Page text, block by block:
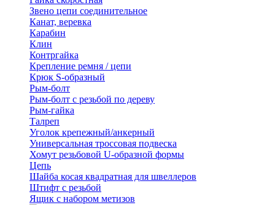
Звено цепи соединительное
Канат, веревка
Карабин
Клин
Контргайка
Крепление ремня / цепи
Крюк S-образный
Рым-болт
Рым-болт с резьбой по дереву
Рым-гайка
Талреп
Уголок крепежный/анкерный
Универсальная троссовая подвеска
Хомут резьбовой U-образной формы
Цепь
Шайба косая квадратная для швеллеров
Штифт с резьбой
Ящик с набором метизов